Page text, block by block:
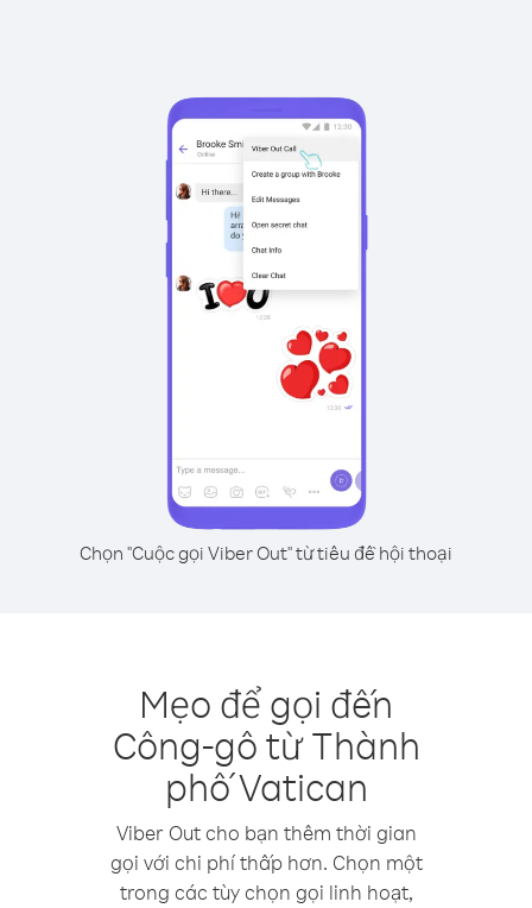
Chọn "Cuộc gọi Viber Out" từ tiêu đề hội thoại
Mẹo để gọi đến
Công-gô từ Thành
phố Vatican
Viber Out cho bạn thêm thời gian
gọi với chi phí thấp hơn. Chọn một
trong các tùy chọn gọi linh hoạt,